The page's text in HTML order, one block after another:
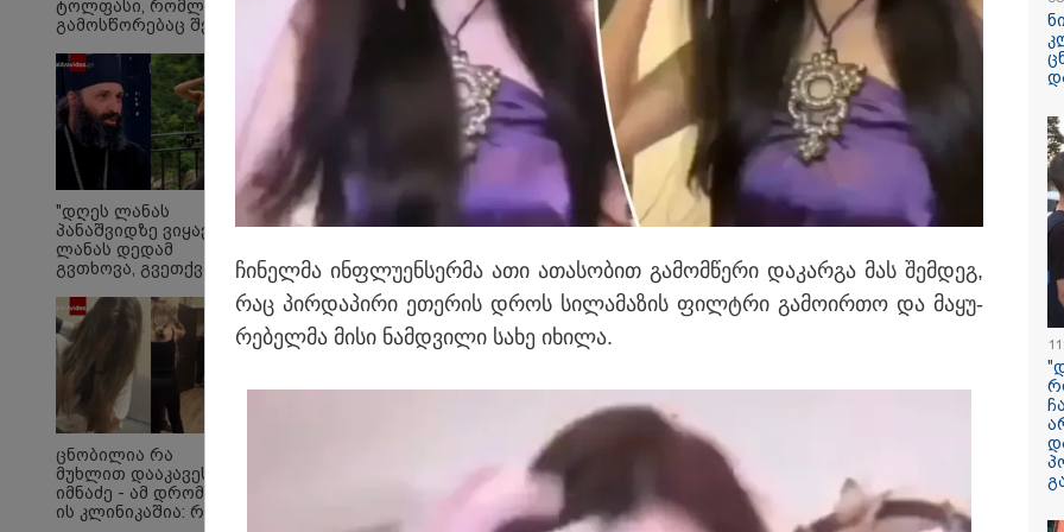
წყაროების თქმით, ტრამპი თვლის, რომ რაკეტების
მარაგების შესახებ შეცდომაში შეიყვანეს, რაც
გამოყენებას საფრთხეს უქმნის
ბუნდოვანია,
აღსრულდა
- იურისტები
დეფიციტი
ცნობით,
პიტ ჰეგსეთს
რამ გამოიწვია
სისტემის
რას ამბობს
"აღმოჩნდა, რომ
ზედაპირზე ეს
თითქმის
რას წერს აშშ-
ეროვნული
ქართველი
ტოლფასი, რომ­ლის
გა­მოს­წო­რე­ბაც შე­უძ­
რებ წარ­სულ­ში
თქვენ­და­მი დიდ პა­ტი­
ვის­ცე­მას" - კა
კუპატაძე ნანუკა
ჟორჟოლიანს
"დღეს ლანას
პანაშვიდზე ვიყავით.
ლანას დედამ
გვთხოვა, გვეთქვა" -
არქიმანდრიტი ილია
თოლორაია
სოციალურ ქსელში?
ცნობილია რა
მუხლით დააკავეს ნია
იმნაძე - ამ დრომდე
ის კლინიკაშია: რას
ჩი­ნელ­მა ინფლუ­ენ­სერ­მა ათი ათა­სო­ბით გა­მომ­წე­რი და­კარ­გა მას შემ­დეგ,
რაც პირ­და­პი­რი ეთე­რის დროს სი­ლა­მა­ზის ფილტრი გა­მო­ირ­თო და მა­ყუ­
რე­ბელ­მა მისი ნამ­დვი­ლი სახე იხი­ლა.